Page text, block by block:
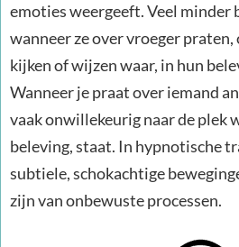
emoties weergeeft. Veel minder
wanneer ze over vroeger
kijken of wijzen waar, in hun
Wanneer je praat over iemand
vaak onwillekeurig naar de plek
beleving, staat. In hypnotische
subtiele, schokachtige
zijn van onbewuste processen.